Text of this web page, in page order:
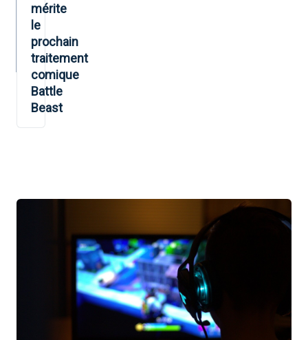
mérite
le
prochain
traitement
comique
Battle
Beast